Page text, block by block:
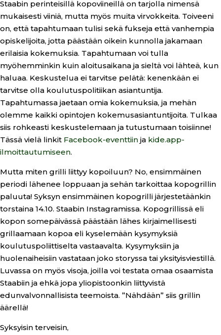
Staabin perinteisillä kopoviineillä on tarjolla nimensä
mukaisesti viiniä, mutta myös muita virvokkeita. Toiveeni
on, että tapahtumaan tulisi sekä fukseja että vanhempia
opiskelijoita, jotta päästään oikein kunnolla jakamaan
erilaisia kokemuksia. Tapahtumaan voi tulla
myöhemminkin kuin aloitusaikana ja sieltä voi lähteä, kun
haluaa. Keskustelua ei tarvitse pelätä: kenenkään ei
tarvitse olla koulutuspolitiikan asiantuntija.
Tapahtumassa jaetaan omia kokemuksia, ja mehän
olemme kaikki opintojen kokemusasiantuntijoita. Tulkaa
siis rohkeasti keskustelemaan ja tutustumaan toisiinne!
Tässä vielä linkit Facebook-eventtiin ja kide.app-
ilmoittautumiseen.
Mutta miten grilli liittyy kopoiluun? No, ensimmäinen
periodi lähenee loppuaan ja sehän tarkoittaa kopogrillin
paluuta! Syksyn ensimmäinen kopogrilli järjestetäänkin
torstaina 14.10. Staabin Instagramissa. Kopogrillissä eli
kopon somepäivässä päästään lähes kirjaimellisesti
grillaamaan kopoa eli kyselemään kysymyksiä
koulutuspoliittiselta vastaavalta. Kysymyksiin ja
huolenaiheisiin vastataan joko storyssa tai yksityisviestillä.
Luvassa on myös visoja, joilla voi testata omaa osaamista
Staabiin ja ehkä jopa yliopistoonkin liittyvistä
edunvalvonnallisista teemoista. ”Nähdään” siis grillin
äärellä!
Syksyisin terveisin,